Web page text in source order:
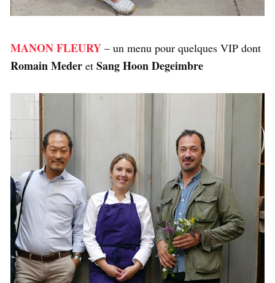
MANON FLEURY – un menu pour quelques VIP dont
Romain Meder et Sang Hoon Degeimbre